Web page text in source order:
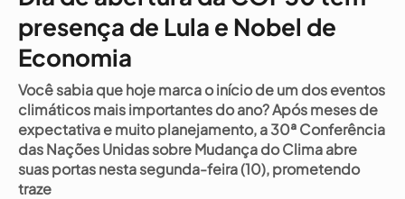
presença de Lula e Nobel de
Economia
Você sabia que hoje marca o início de um dos eventos
climáticos mais importantes do ano? Após meses de
expectativa e muito planejamento, a 30ª Conferência
das Nações Unidas sobre Mudança do Clima abre
suas portas nesta segunda-feira (10), prometendo
traze